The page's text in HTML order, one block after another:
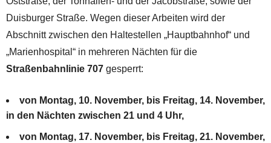
Duisburger Straße. Wegen dieser Arbeiten wird der
Abschnitt zwischen den Haltestellen „Hauptbahnhof“ und
„Marienhospital“ in mehreren Nächten für die
Straßenbahnlinie 707 gesperrt:
von Montag, 10. November, bis Freitag, 14. November,
in den Nächten zwischen 21 und 4 Uhr,
von Montag, 17. November, bis Freitag, 21. November,